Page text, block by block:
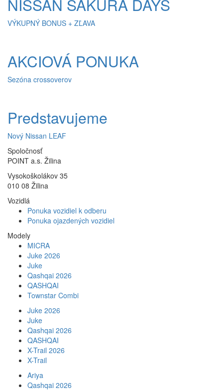
NISSAN SAKURA DAYS
VÝKUPNÝ BONUS + ZĽAVA
AKCIOVÁ PONUKA
Sezóna crossoverov
Predstavujeme
Nový Nissan LEAF
Spoločnosť
POINT a.s. Žilina
Vysokoškolákov 35
010 08 Žilina
Vozidlá
Ponuka vozidiel k odberu
Ponuka ojazdených vozidiel
Modely
MICRA
Juke 2026
Juke
Qashqai 2026
QASHQAI
Townstar Combi
Juke 2026
Juke
Qashqai 2026
QASHQAI
X-Trail 2026
X-Trail
Ariya
Qashqai 2026